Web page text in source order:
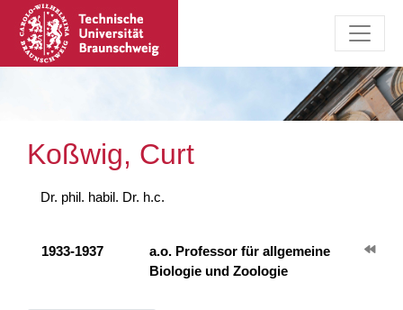
Koßwig, Curt
Dr. phil. habil. Dr. h.c.
1933-1937
a.o. Professor für allgemeine
Biologie und Zoologie